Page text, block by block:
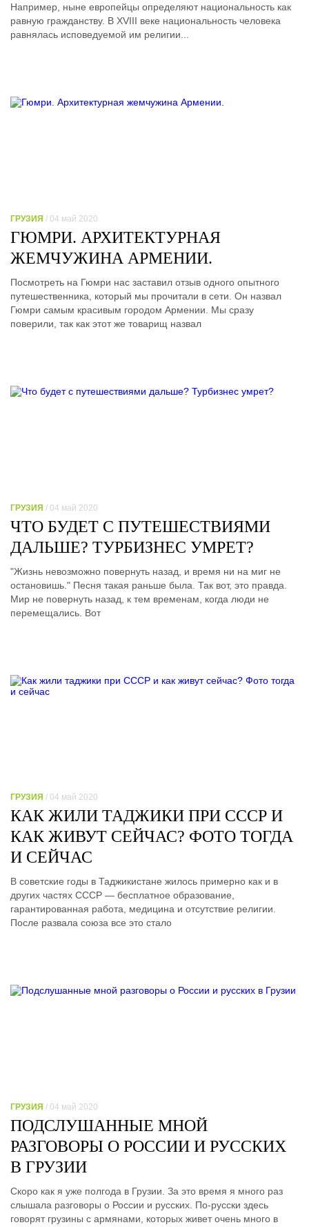
Например, ныне европейцы определяют национальность как
равную гражданству. В XVIII веке национальность человека
равнялась исповедуемой им религии...
ГРУЗИЯ / 04 май 2020
ГЮМРИ. АРХИТЕКТУРНАЯ
ЖЕМЧУЖИНА АРМЕНИИ.
Посмотреть на Гюмри нас заставил отзыв одного опытного
путешественника, который мы прочитали в сети. Он назвал
Гюмри самым красивым городом Армении. Мы сразу
поверили, так как этот же товарищ назвал
ГРУЗИЯ / 04 май 2020
ЧТО БУДЕТ С ПУТЕШЕСТВИЯМИ
ДАЛЬШЕ? ТУРБИЗНЕС УМРЕТ?
"Жизнь невозможно повернуть назад, и время ни на миг не
остановишь." Песня такая раньше была. Так вот, это правда.
Мир не повернуть назад, к тем временам, когда люди не
перемещались. Вот
ГРУЗИЯ / 04 май 2020
КАК ЖИЛИ ТАДЖИКИ ПРИ СССР И
КАК ЖИВУТ СЕЙЧАС? ФОТО ТОГДА
И СЕЙЧАС
В советские годы в Таджикистане жилось примерно как и в
других частях СССР — бесплатное образование,
гарантированная работа, медицина и отсутствие религии.
После развала союза все это стало
ГРУЗИЯ / 04 май 2020
ПОДСЛУШАННЫЕ МНОЙ
РАЗГОВОРЫ О РОССИИ И РУССКИХ
В ГРУЗИИ
Скоро как я уже полгода в Грузии. За это время я много раз
слышала разговоры о России и русских. По-русски здесь
говорят грузины с армянами, которых живет очень много в